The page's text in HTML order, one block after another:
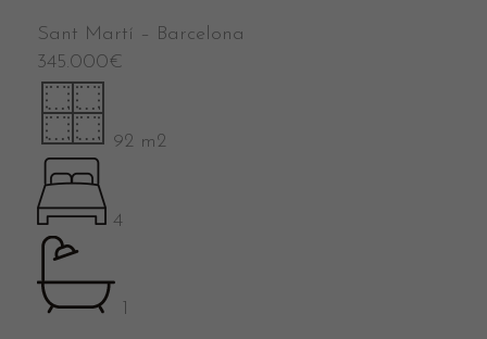
Sant Martí – Barcelona
345.000€
92 m2
4
1